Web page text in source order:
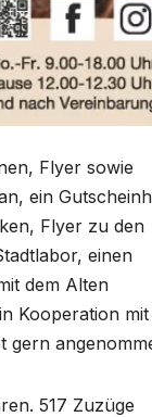
Flyer sowie
ein
Flyer zu den
einen
dem Alten
Kooperation mit
gern
517 Zuzüge